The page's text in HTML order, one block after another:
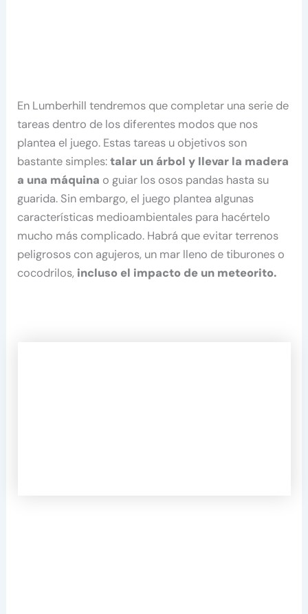
En Lumberhill tendremos que completar una serie de
tareas dentro de los diferentes modos que nos
plantea el juego. Estas tareas u objetivos son
bastante simples:talar un árbol y llevar la madera
a una máquina o guiar los osos pandas hasta su
guarida. Sin embargo, el juego plantea algunas
características medioambientales para hacértelo
mucho más complicado. Habrá que evitar terrenos
peligrosos con agujeros, un mar lleno de tiburones o
cocodrilos, incluso el impacto de un meteorito.